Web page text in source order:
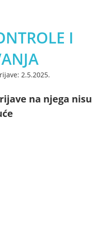
I
2.5.2025.
na njega nisu